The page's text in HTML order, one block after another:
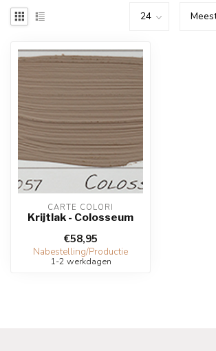
CARTE COLORI
Krijtlak - Colosseum
€58,95
Nabestelling/Productie
1-2 werkdagen